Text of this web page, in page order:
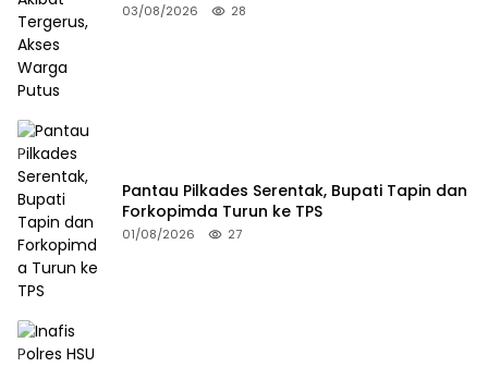
03/08/2026 28
Pantau Pilkades Serentak, Bupati Tapin dan
Forkopimda Turun ke TPS
01/08/2026 27